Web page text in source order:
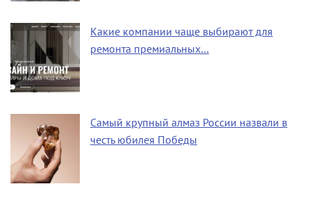
Какие компании чаще выбирают для
ремонта премиальных…
Самый крупный алмаз России назвали в
честь юбилея Победы